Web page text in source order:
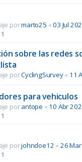
pormarto25 «03 Jul
1
sobre las redes
porCyclingSurvey« 11
para vehiculos
porantope « 10 Abr
1
porjohndoe12 « 26
1